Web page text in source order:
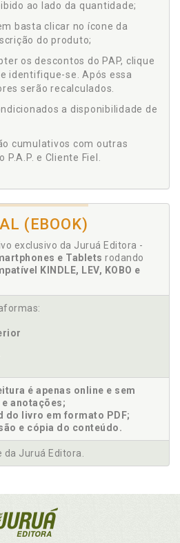
ao lado da quantidade;
basta clicar no ícone da
do produto;
os descontos do PAP, clique
identifique-se. Após essa
serão recalculados.
a disponibilidade de
cumulativos com outras
e Cliente Fiel.
(EBOOK)
exclusivo da Juruá Editora -
e Tablets rodando
KINDLE, LEV, KOBO e
é apenas online e sem
anotações;
do livro em formato PDF;
e cópia do conteúdo.
Juruá Editora.